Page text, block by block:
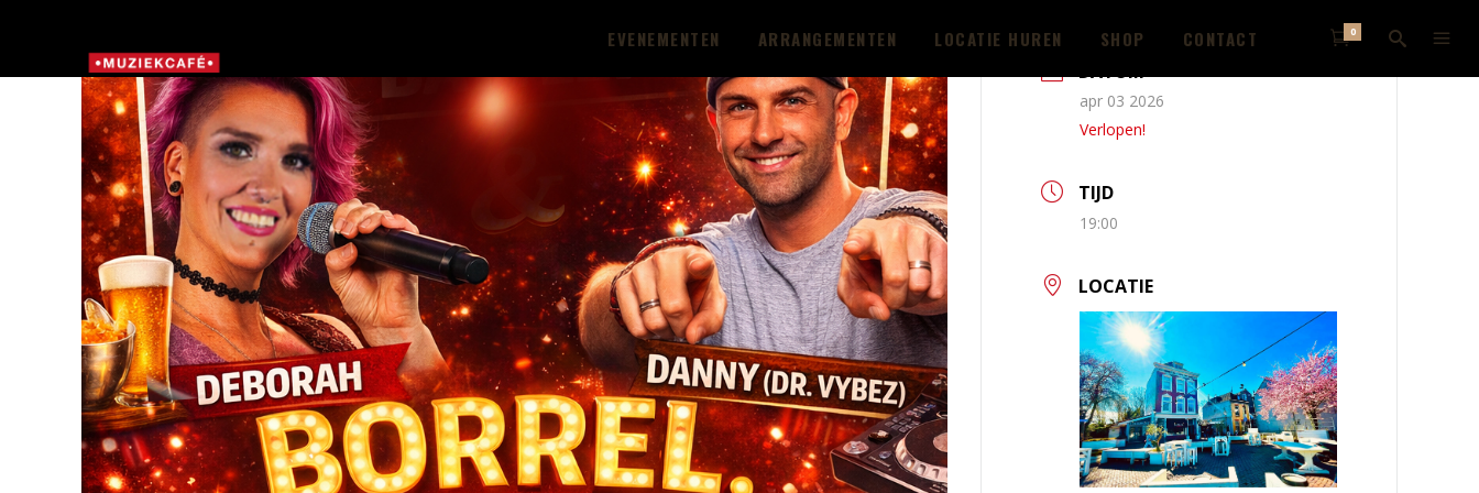
EVENEMENTEN ARRANGEMENTEN LOCATIE HUREN SHOP CONTACT 0
DATUM
apr 03 2026
Verlopen!
TIJD
19:00
LOCATIE